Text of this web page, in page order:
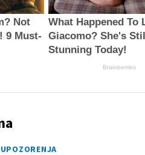
Not
9 Must-
What Happened To
Giacomo? She's
Stunning Today!
Brainberries